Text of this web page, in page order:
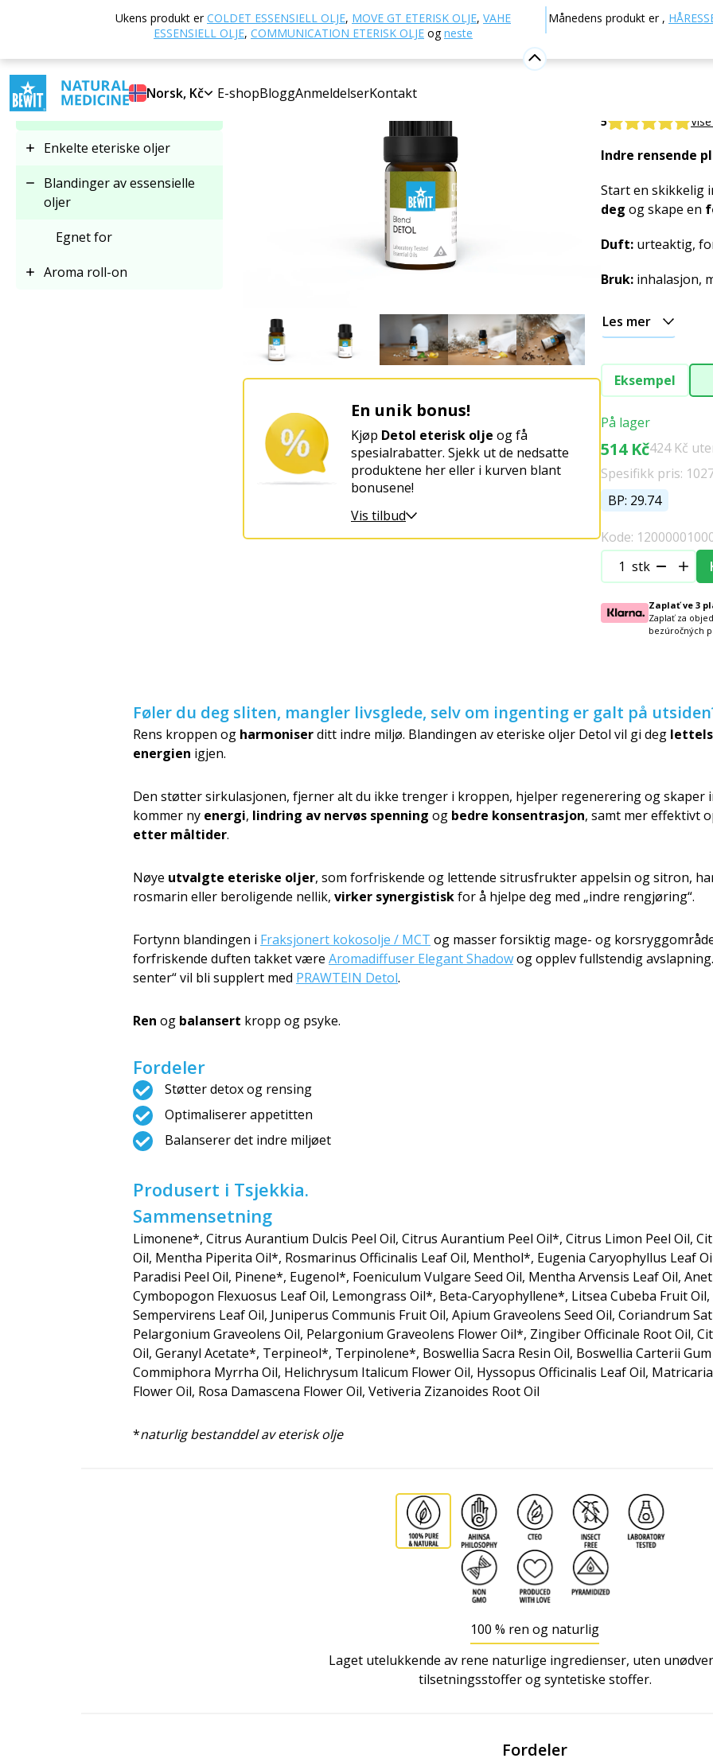
Ukens produkt erCOLDET ESSENSIELL OLJE, MOVE GT ETERISK OLJE, VAHE
ESSENSIELL OLJE, COMMUNICATION ETERISK OLJE ogneste
Månedens produkt er ,
Norsk, Kč E-shopBloggAnmeldelserKontakt
Blandinger av essensielle
oljer
Enkelte eteriske oljer
Blandinger av essensielle
oljer
Egnet for
Aroma roll-on
Hjem E-butikk Aromaterapi Eteriske oljer Blandinger av
En unik bonus!
Kjøp Detol eterisk olje og få
spesialrabatter. Sjekk ut de nedsatte
produktene her eller i kurven blant
bonusene!
Vis tilbud
Detol
5
Indre rensende
Start en skikkelig
deg og skape en
Duft: urteaktig,
Bruk: inhalasjon,
Les mer
Eksempel
På lager
514 Kč424 Kč
Spesifikk pris:
BP: 29.74
Kode:
stk
Zaplať ve 3
Zaplať za
bezúročných
Føler du deg sliten, mangler livsglede, selv om ingenting er galt på
Rens kroppen og harmoniserditt indre miljø. Blandingen av eteriske oljer Detol vil gi deg
energien igjen.
Den støtter sirkulasjonen, fjerner alt du ikke trenger i kroppen, hjelper regenerering og skaper
kommer ny energi, lindring av nervøs spenning og bedre konsentrasjon, samt mer effektivt
etter måltider.
Nøye utvalgte eteriske oljer, som forfriskende og lettende sitrusfrukter appelsin og sitron,
rosmarin eller beroligende nellik, virker synergistiskfor å hjelpe deg med „indre rengjøring“.
Fortynn blandingen i Fraksjonert kokosolje / MCT og masser forsiktig mage- og
forfriskende duften takket være Aromadiffuser Elegant Shadowog opplev fullstendig
senter“ vil bli supplert med PRAWTEIN Detol.
Ren og balansert kropp og psyke.
Fordeler
Støtter detox og rensing
Optimaliserer appetitten
Balanserer det indre miljøet
Produsert i Tsjekkia.
Sammensetning
Limonene*, Citrus Aurantium Dulcis Peel Oil, Citrus Aurantium Peel Oil*, Citrus Limon Peel Oil,
Oil, Mentha Piperita Oil*, Rosmarinus Officinalis Leaf Oil, Menthol*, Eugenia Caryophyllus Leaf
Paradisi Peel Oil, Pinene*, Eugenol*, Foeniculum Vulgare Seed Oil, Mentha Arvensis Leaf Oil,
Cymbopogon Flexuosus Leaf Oil, Lemongrass Oil*, Beta-Caryophyllene*, Litsea Cubeba Fruit
Sempervirens Leaf Oil, Juniperus Communis Fruit Oil, Apium Graveolens Seed Oil, Coriandrum
Pelargonium Graveolens Oil, Pelargonium Graveolens Flower Oil*, Zingiber Officinale Root Oil,
Oil, Geranyl Acetate*, Terpineol*, Terpinolene*, Boswellia Sacra Resin Oil, Boswellia Carterii
Commiphora Myrrha Oil, Helichrysum Italicum Flower Oil, Hyssopus Officinalis Leaf Oil,
Flower Oil, Rosa Damascena Flower Oil, Vetiveria Zizanoides Root Oil
*naturlig bestanddel av eterisk olje
100 % ren og naturlig
Laget utelukkende av rene naturlige ingredienser, uten
tilsetningsstoffer og syntetiske stoffer.
Fordeler